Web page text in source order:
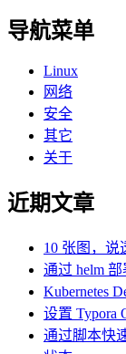
导航菜单
Linux
网络
安全
其它
关于
近期文章
10 张图，说
通过 helm
Kubernetes
设置 Typora
通过脚本快